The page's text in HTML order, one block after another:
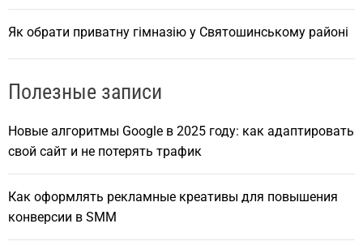
Як обрати приватну гімназію у Святошинському районі
Полезные записи
Новые алгоритмы Google в 2025 году: как адаптировать
свой сайт и не потерять трафик
Как оформлять рекламные креативы для повышения
конверсии в SMM